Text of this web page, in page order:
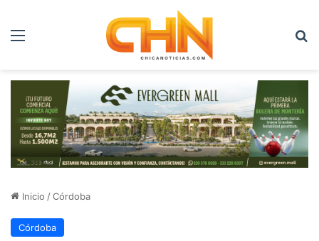
Menú
Inicio /Córdoba
Córdoba